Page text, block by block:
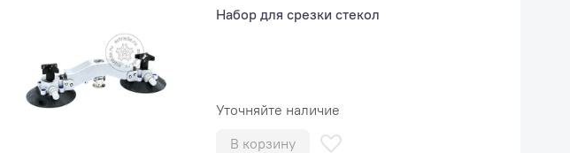
Набор для срезки стекол
Уточняйте наличие
В корзину